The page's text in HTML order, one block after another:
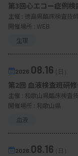
第3回心エコー症例検
主催 : 徳島県臨床検査技
開催場所 : WEB
生理
2026. 08.16（日）
第2回 血液検査班研
主催 : 和歌山県臨床検査
開催場所 : 和歌山県
血液
2026. 08.16（日）